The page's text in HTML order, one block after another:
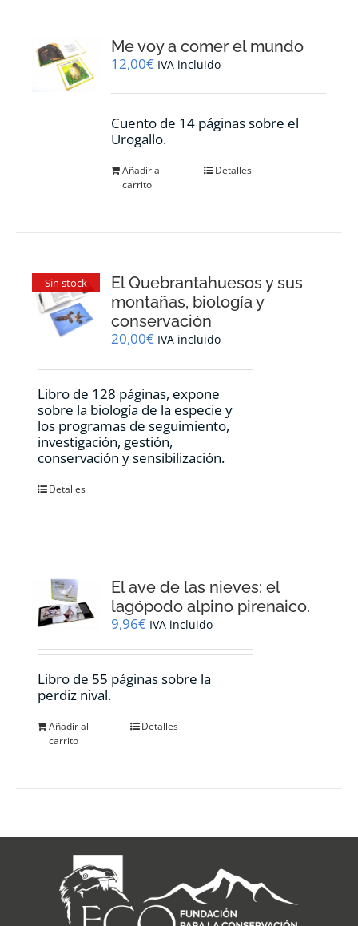
Me voy a comer el mundo
12,00€ IVA incluido
Cuento de 14 páginas sobre el
Urogallo.
Añadir al
carrito
Detalles
Sin stock
El Quebrantahuesos y sus
montañas, biología y
conservación
20,00€ IVA incluido
Libro de 128 páginas, expone
sobre la biología de la especie y
los programas de seguimiento,
investigación, gestión,
conservación y sensibilización.
Detalles
El ave de las nieves: el
lagópodo alpino pirenaico.
9,96€ IVA incluido
Libro de 55 páginas sobre la
perdiz nival.
Añadir al
carrito
Detalles